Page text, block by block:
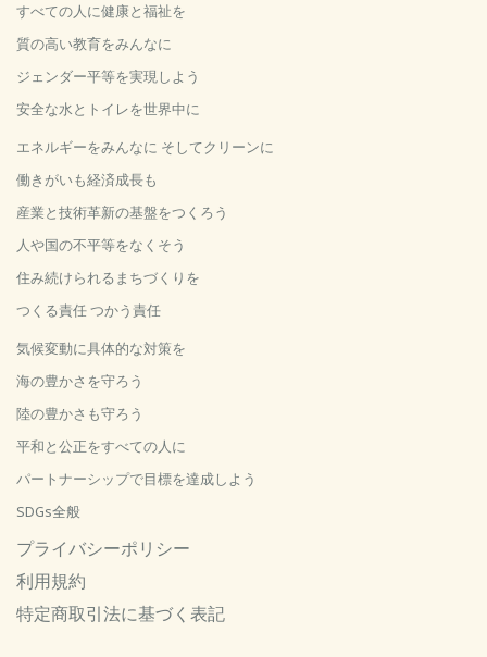
すべての人に健康と福祉を
質の高い教育をみんなに
ジェンダー平等を実現しよう
安全な水とトイレを世界中に
エネルギーをみんなに そしてクリーンに
働きがいも経済成長も
産業と技術革新の基盤をつくろう
人や国の不平等をなくそう
住み続けられるまちづくりを
つくる責任 つかう責任
気候変動に具体的な対策を
海の豊かさを守ろう
陸の豊かさも守ろう
平和と公正をすべての人に
パートナーシップで目標を達成しよう
SDGs全般
プライバシーポリシー
利用規約
特定商取引法に基づく表記